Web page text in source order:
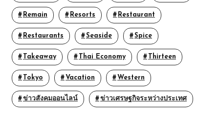
Remain Resorts Restaurant
Restaurants Seaside Spice
Takeaway Thai Economy Thirteen
Tokyo Vacation Western
ข่าวสังคมออนไลน์ ข่าวเศรษฐกิจระหว่างประเทศ